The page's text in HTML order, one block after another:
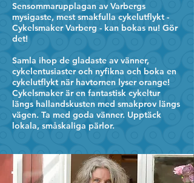
Sensommarupplagan av Varbergs
mysigaste, mest smakfulla cykelutflykt -
Cykelsmaker Varberg - kan bokas nu! Gör
det!
Samla ihop de gladaste av vänner,
cykelentusiaster och nyfikna och boka en
cykelutflykt när havtornen lyser orange!
Cykelsmaker är en fantastisk cykeltur
längs hallandskusten med smakprov längs
vägen. Ta med goda vänner. Upptäck
lokala, småskaliga pärlor.